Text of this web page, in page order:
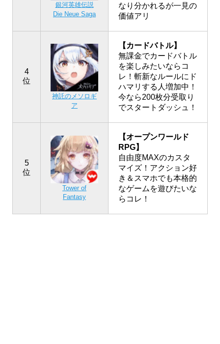
銀河英雄伝説
Die Neue Saga
なり分かれるが一見の
価値アリ
4
位
神託のメソロギ
ア
【カードバトル】
無課金でカードバトル
を楽しみたいならコ
レ！斬新なルールにド
ハマリする人増加中！
今なら200枚分受取り
でスタートダッシュ！
5
位
Tower of
Fantasy
【オープンワールド
RPG】
自由度MAXのカスタ
マイズ！アクション好
き＆スマホでも本格的
なゲームを遊びたいな
らコレ！